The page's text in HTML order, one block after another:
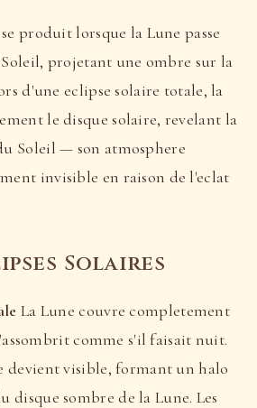
produit lorsque la Lune passe
projetant une ombre sur la
d'une eclipse solaire totale, la
le disque solaire, revelant la
Soleil — son atmosphere
invisible en raison de l'eclat
Solaires
La Lune couvre completement
comme s'il faisait nuit.
devient visible, formant un halo
disque sombre de la Lune. Les